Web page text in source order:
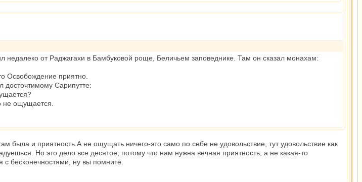
от Раджагахи в Бамбуковой роще, Беличьем заповеднике. Там он сказал монахам:
Освобождение приятно.
досточтимому Сарипутте:
не ощущается.
была и приятность.А не ощущать ничего-это само по себе не удовольствие, тут удовольствие как
Но это дело все десятое, потому что нам нужна вечная приятность, а не какая-то
с бесконечностями, ну вы помните.